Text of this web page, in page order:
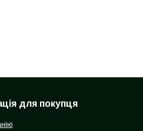
для покупця